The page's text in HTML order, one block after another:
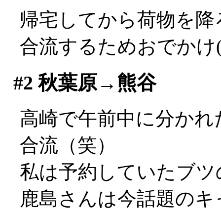
帰宅してから荷物を
合流するためおでかけ
#2 秋葉原→熊谷
高崎で午前中に分か
合流（笑）
私は予約していたブ
鹿島さんは今話題の